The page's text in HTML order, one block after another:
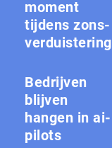
moment
tijdens zons­
ver­duis­te­ring
Bedrijven
blijven
hangen in ai-
pilots